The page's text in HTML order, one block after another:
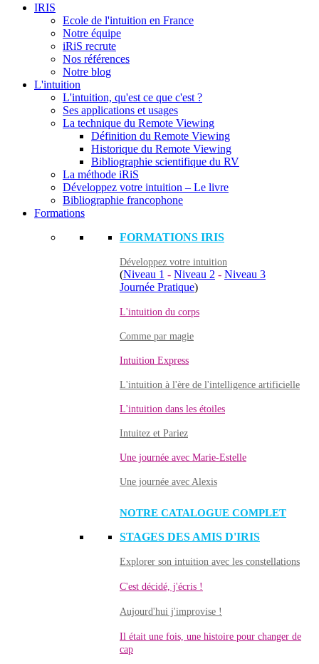
IRIS
Ecole de l'intuition en France
Notre équipe
iRiS recrute
Nos références
Notre blog
L'intuition
L'intuition, qu'est ce que c'est ?
Ses applications et usages
La technique du Remote Viewing
Définition du Remote Viewing
Historique du Remote Viewing
Bibliographie scientifique du RV
La méthode iRiS
Développez votre intuition – Le livre
Bibliographie francophone
Formations
FORMATIONS IRIS
Développez votre intuition
(Niveau 1 - Niveau 2 - Niveau 3
Journée Pratique)
L'intuition du corps
Comme par magie
Intuition Express
L'intuition à l'ère de l'intelligence artificielle
L'intuition dans les étoiles
Intuitez et Pariez
Une journée avec Marie-Estelle
Une journée avec Alexis
NOTRE CATALOGUE COMPLET
STAGES DES AMIS D'IRIS
Explorer son intuition avec les constellations
C'est décidé, j'écris !
Aujourd'hui j'improvise !
Il était une fois, une histoire pour changer de
cap